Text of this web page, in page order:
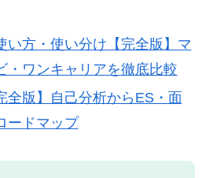
い方・使い分け【完全版】マ
・ワンキャリアを徹底比較
全版】自己分析からES・面
ードマップ